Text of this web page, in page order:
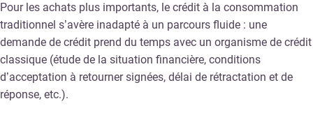
Pour les achats plus importants, le crédit à la consommation
traditionnel s’avère inadapté à un parcours fluide : une
demande de crédit prend du temps avec un organisme de crédit
classique (étude de la situation financière, conditions
d’acceptation à retourner signées, délai de rétractation et de
réponse, etc.).